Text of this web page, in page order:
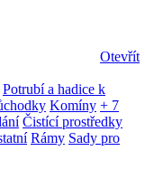
Otevřít
Potrubí a hadice k
Komíny + 7
Čistící prostředky
Rámy Sady pro